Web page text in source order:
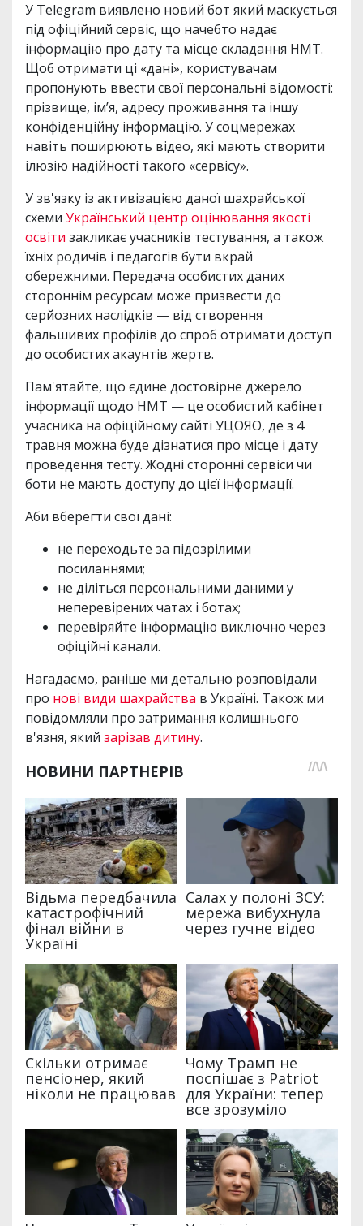
У Telegram виявлено новий бот який маскується
під офіційний сервіс, що начебто надає
інформацію про дату та місце складання НМТ.
Щоб отримати ці «дані», користувачам
пропонують ввести свої персональні відомості:
прізвище, ім’я, адресу проживання та іншу
конфіденційну інформацію. У соцмережах
навіть поширюють відео, які мають створити
ілюзію надійності такого «сервісу».
У зв'язку із активізацією даної шахрайської
схеми Український центр оцінювання якості
освіти закликає учасників тестування, а також
їхніх родичів і педагогів бути вкрай
обережними. Передача особистих даних
стороннім ресурсам може призвести до
серйозних наслідків — від створення
фальшивих профілів до спроб отримати доступ
до особистих акаунтів жертв.
Пам'ятайте, що єдине достовірне джерело
інформації щодо НМТ — це особистий кабінет
учасника на офіційному сайті УЦОЯО, де з 4
травня можна буде дізнатися про місце і дату
проведення тесту. Жодні сторонні сервіси чи
боти не мають доступу до цієї інформації.
Аби вберегти свої дані:
не переходьте за підозрілими
посиланнями;
не діліться персональними даними у
неперевірених чатах і ботах;
перевіряйте інформацію виключно через
офіційні канали.
Нагадаємо, раніше ми детально розповідали
про нові види шахрайства в Україні. Також ми
повідомляли про затримання колишнього
в'язня, який зарізав дитину.